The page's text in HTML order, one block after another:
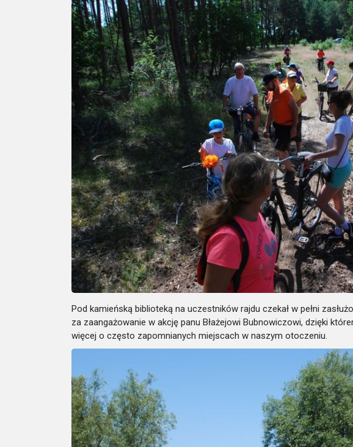
Pod kamieńską biblioteką na uczestników rajdu czekał w pełni
za zaangażowanie w akcję panu Błażejowi Bubnowiczowi, dzięki
więcej o często zapomnianych miejscach w naszym otoczeniu.